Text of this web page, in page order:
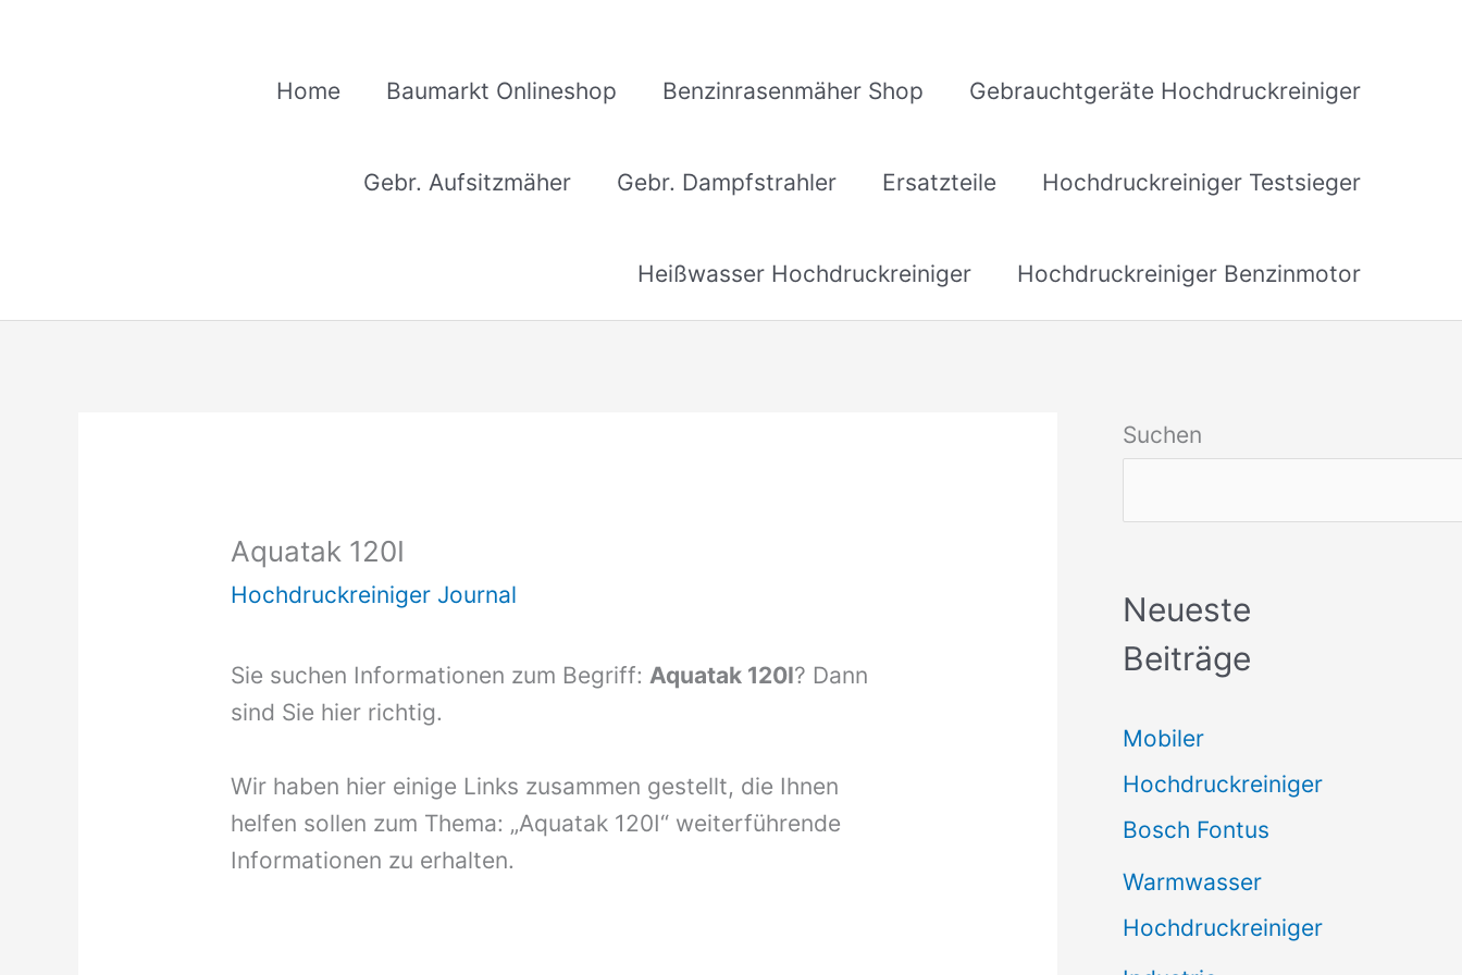
Home Baumarkt Onlineshop Benzinrasenmäher Shop Gebrauchtgeräte Hochdruckreiniger
Gebr. Aufsitzmäher Gebr. Dampfstrahler Ersatzteile Hochdruckreiniger Testsieger
Heißwasser Hochdruckreiniger Hochdruckreiniger Benzinmotor
Aquatak 120I
Hochdruckreiniger Journal
Sie suchen Informationen zum Begriff:Aquatak 120I? Dann
sind Sie hier richtig.
Wir haben hier einige Links zusammen gestellt, die Ihnen
helfen sollen zum Thema: „Aquatak 120I“ weiterführende
Informationen zu erhalten.
Suchen
Neueste
Beiträge
Mobiler
Hochdruckreiniger
Bosch Fontus
Warmwasser
Hochdruckreiniger